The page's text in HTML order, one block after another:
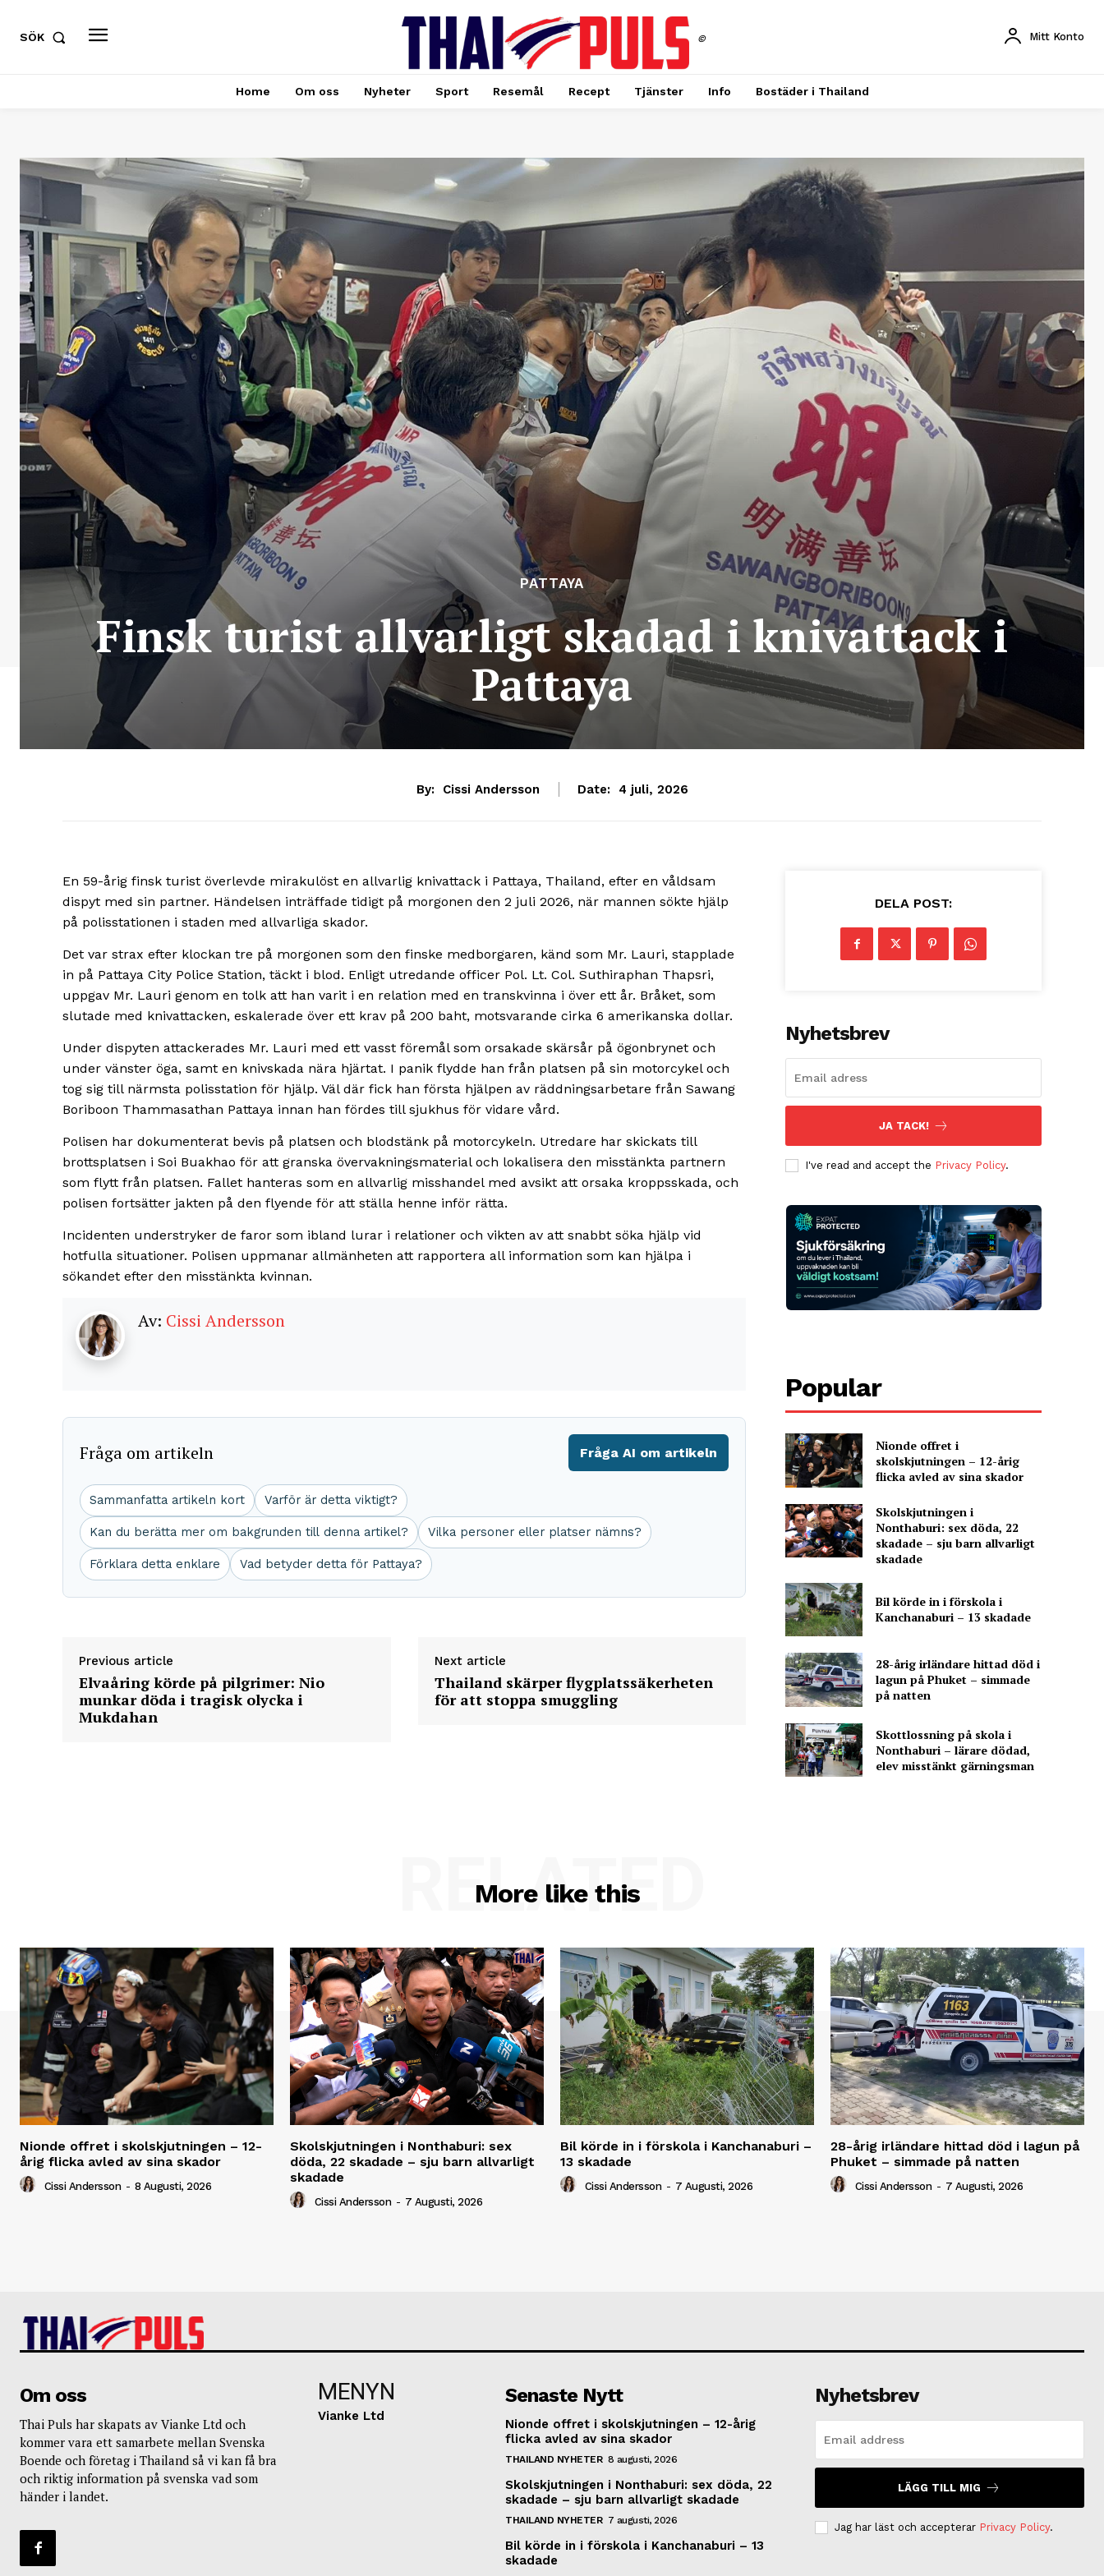
SÖK © Mitt Konto
Home Om oss Nyheter Sport Resemål Recept Tjänster Info Bostäder i Thailand
PATTAYA
Finsk turist allvarligt skadad i knivattack i
Pattaya
By: Cissi Andersson Date: 4 juli, 2026
En 59-årig finsk turist överlevde mirakulöst en allvarlig knivattack i Pattaya, Thailand, efter en våldsam
dispyt med sin partner. Händelsen inträffade tidigt på morgonen den 2 juli 2026, när mannen sökte hjälp
på polisstationen i staden med allvarliga skador.
Det var strax efter klockan tre på morgonen som den finske medborgaren, känd som Mr. Lauri, stapplade
in på Pattaya City Police Station, täckt i blod. Enligt utredande officer Pol. Lt. Col. Suthiraphan Thapsri,
uppgav Mr. Lauri genom en tolk att han varit i en relation med en transkvinna i över ett år. Bråket, som
slutade med knivattacken, eskalerade över ett krav på 200 baht, motsvarande cirka 6 amerikanska dollar.
Under dispyten attackerades Mr. Lauri med ett vasst föremål som orsakade skärsår på ögonbrynet och
under vänster öga, samt en knivskada nära hjärtat. I panik flydde han från platsen på sin motorcykel och
tog sig till närmsta polisstation för hjälp. Väl där fick han första hjälpen av räddningsarbetare från Sawang
Boriboon Thammasathan Pattaya innan han fördes till sjukhus för vidare vård.
Polisen har dokumenterat bevis på platsen och blodstänk på motorcykeln. Utredare har skickats till
brottsplatsen i Soi Buakhao för att granska övervakningsmaterial och lokalisera den misstänkta partnern
som flytt från platsen. Fallet hanteras som en allvarlig misshandel med avsikt att orsaka kroppsskada, och
polisen fortsätter jakten på den flyende för att ställa henne inför rätta.
Incidenten understryker de faror som ibland lurar i relationer och vikten av att snabbt söka hjälp vid
hotfulla situationer. Polisen uppmanar allmänheten att rapportera all information som kan hjälpa i
sökandet efter den misstänkta kvinnan.
Av: Cissi Andersson
Fråga om artikeln Fråga AI om artikeln
Sammanfatta artikeln kort Varför är detta viktigt?
Kan du berätta mer om bakgrunden till denna artikel? Vilka personer eller platser nämns?
Förklara detta enklare Vad betyder detta för Pattaya?
Previous article
Elvaåring körde på pilgrimer: Nio
munkar döda i tragisk olycka i
Mukdahan
Next article
Thailand skärper flygplatssäkerheten
för att stoppa smuggling
DELA POST:
Nyhetsbrev
JA TACK!
I've read and accept the Privacy Policy.
Popular
Nionde offret i
skolskjutningen – 12-årig
flicka avled av sina skador
Skolskjutningen i
Nonthaburi: sex döda, 22
skadade – sju barn allvarligt
skadade
Bil körde in i förskola i
Kanchanaburi – 13 skadade
28-årig irländare hittad död i
lagun på Phuket – simmade
på natten
Skottlossning på skola i
Nonthaburi – lärare dödad,
elev misstänkt gärningsman
More like this
RELATED
Nionde offret i skolskjutningen – 12-
årig flicka avled av sina skador
Cissi Andersson - 8 Augusti, 2026
Skolskjutningen i Nonthaburi: sex
döda, 22 skadade – sju barn allvarligt
skadade
Cissi Andersson - 7 Augusti, 2026
Bil körde in i förskola i Kanchanaburi –
13 skadade
Cissi Andersson - 7 Augusti, 2026
28-årig irländare hittad död i lagun på
Phuket – simmade på natten
Cissi Andersson - 7 Augusti, 2026
Om oss
Thai Puls har skapats av Vianke Ltd och
kommer vara ett samarbete mellan Svenska
Boende och företag i Thailand så vi kan få bra
och riktig information på svenska vad som
händer i landet.
MENYN
Vianke Ltd
Senaste Nytt
Nionde offret i skolskjutningen – 12-årig
flicka avled av sina skador
THAILAND NYHETER 8 augusti, 2026
Skolskjutningen i Nonthaburi: sex döda, 22
skadade – sju barn allvarligt skadade
THAILAND NYHETER 7 augusti, 2026
Bil körde in i förskola i Kanchanaburi – 13
skadade
Nyhetsbrev
LÄGG TILL MIG
Jag har läst och accepterar Privacy Policy.